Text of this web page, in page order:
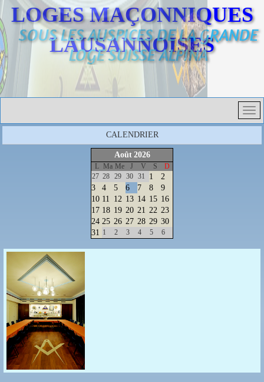
LOGES MAÇONNIQUES
LAUSANNOISES
SOUS LES AUSPICES DE LA GRANDE
LOGE SUISSE ALPINA
CALENDRIER
Août 2026
L Ma Me J V S
D
27 28 29 30 31 1
2
3
4 5 6 7 8
9
10 11 12 13 14 15 16
17 18 19 20 21 22 23
24 25 26 27 28 29 30
31 1 2 3 4 5 6